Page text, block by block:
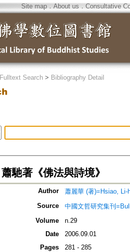
Site map．About us ． Consultative
Fulltext Search > Bibliography Detail
蕭馳著《佛法與詩境》
Author
蕭麗華 (著)=Hsiao, Li-
Source
中國文哲研究集刊
Volume
n.29
Date
2006.09.01
Pages
281 - 285